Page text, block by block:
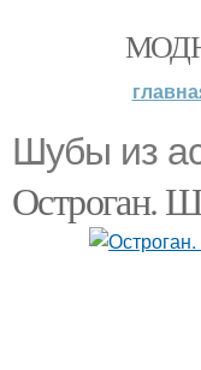
Шубы из
Остроган.